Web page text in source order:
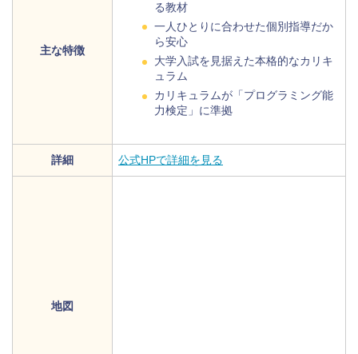
主な特徴
る教材
一人ひとりに合わせた個別指導だか
ら安心
大学入試を見据えた本格的なカリキ
ュラム
カリキュラムが「プログラミング能
力検定」に準拠
詳細 公式HPで詳細を見る
地図